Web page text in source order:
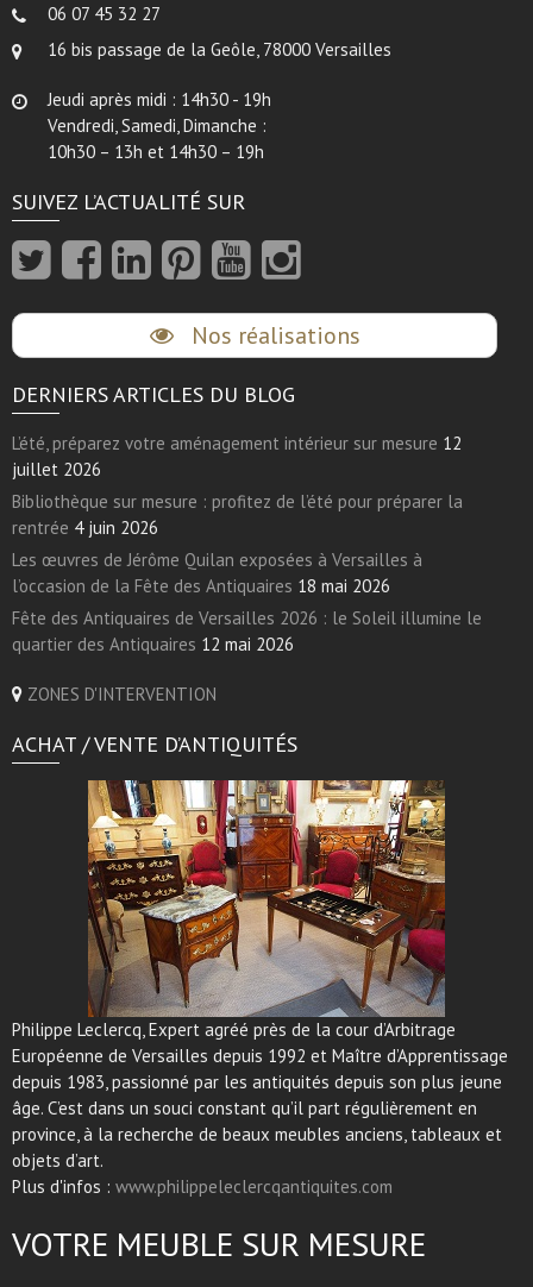
06 07 45 32 27
16 bis passage de la Geôle, 78000 Versailles
Jeudi après midi : 14h30 - 19h
Vendredi, Samedi, Dimanche :
10h30 – 13h et 14h30 – 19h
SUIVEZ L’ACTUALITÉ SUR
Nos réalisations
DERNIERS ARTICLES DU BLOG
L’été, préparez votre aménagement intérieur sur mesure 12
juillet 2026
Bibliothèque sur mesure : profitez de l’été pour préparer la
rentrée 4 juin 2026
Les œuvres de Jérôme Quilan exposées à Versailles à
l’occasion de la Fête des Antiquaires 18 mai 2026
Fête des Antiquaires de Versailles 2026 : le Soleil illumine le
quartier des Antiquaires 12 mai 2026
ZONES D'INTERVENTION
ACHAT / VENTE D’ANTIQUITÉS
Philippe Leclercq, Expert agréé près de la cour d’Arbitrage
Européenne de Versailles depuis 1992 et Maître d’Apprentissage
depuis 1983, passionné par les antiquités depuis son plus jeune
âge. C’est dans un souci constant qu’il part régulièrement en
province, à la recherche de beaux meubles anciens, tableaux et
objets d’art.
Plus d'infos : www.philippeleclercqantiquites.com
VOTRE MEUBLE SUR MESURE